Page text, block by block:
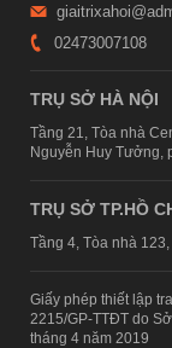
02473007108
TRỤ SỞ HÀ NỘI
Tầng 21, Tòa nhà
Nguyễn Huy Tưởng,
TRỤ SỞ TP.HỒ
Tầng 4, Tòa nhà
Giấy phép thiết lập
2215/GP-TTĐT do
tháng 4 năm 2019